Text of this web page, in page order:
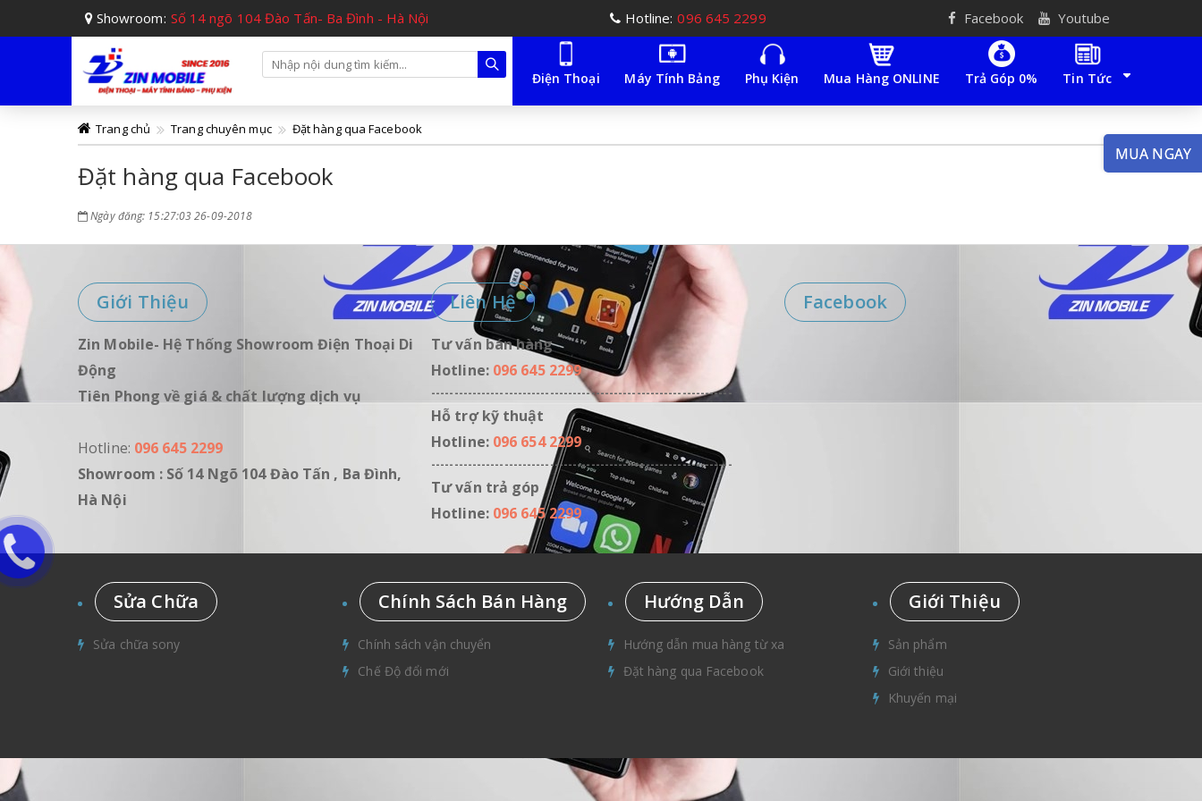
Showroom: Số 14 ngõ 104 Đào Tấn- Ba Đình - Hà Nội Hotline: 096 645 2299 Facebook Youtube
Điện Thoại Máy Tính Bảng Phụ Kiện Mua Hàng ONLINE Trả Góp 0% Tin Tức
Trang chủ Trang chuyên mục Đặt hàng qua Facebook
Đặt hàng qua Facebook
Ngày đăng: 15:27:03 26-09-2018
Giới Thiệu
Zin Mobile- Hệ Thống Showroom Điện Thoại Di
Động
Tiên Phong về giá & chất lượng dịch vụ
Hotline: 096 645 2299
Showroom : Số 14 Ngõ 104 Đào Tấn , Ba Đình,
Hà Nội
Liên Hệ
Tư vấn bán hàng
Hotline: 096 645 2299
------------------------------------------------------------------
Hỗ trợ kỹ thuật
Hotline: 096 654 2299
------------------------------------------------------------------
Tư vấn trả góp
Hotline: 096 645 2299
Facebook
MUA NGAY
Sửa Chữa
Sửa chữa sony
Chính Sách Bán Hàng
Chính sách vận chuyển
Chế Độ đổi mới
Hướng Dẫn
Hướng dẫn mua hàng từ xa
Đặt hàng qua Facebook
Giới Thiệu
Sản phẩm
Giới thiệu
Khuyến mại